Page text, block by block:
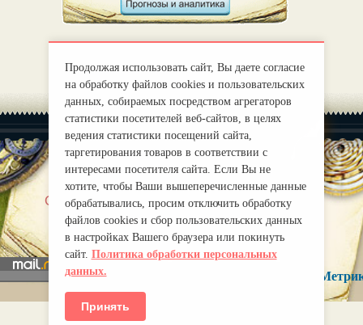
О нас
Правила
mirprognoz@mail.ru
Продолжая использовать сайт, Вы даете согласие
на обработку файлов cookies и пользовательских
данных, собираемых посредством агрегаторов
статистики посетителей веб-сайтов, в целях
ведения статистики посещений сайта,
таргетирования товаров в соответствии с
интересами посетителя сайта. Если Вы не
хотите, чтобы Ваши вышеперечисленные данные
обрабатывались, просим отключить обработку
файлов cookies и сбор пользовательских данных
в настройках Вашего браузера или покинуть
сайт. Политика обработки персональных
данных.
Принять